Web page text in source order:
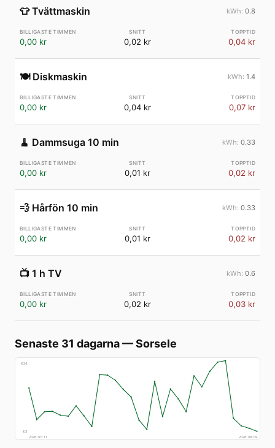
👕 Tvättmaskin 0.8
0,00 kr 0,02 kr 0,04 kr
🍽️ Diskmaskin 1.4
0,00 kr 0,04 kr 0,07 kr
🧹 Dammsuga 10 min 0.33
0,00 kr 0,01 kr 0,02 kr
💨 Hårfön 10 min 0.33
0,00 kr 0,01 kr 0,02 kr
📺 1 h TV 0.6
0,00 kr 0,02 kr 0,03 kr
Senaste 31 dagarna—Sorsele
€24
€3
2026-07-11
2026-08-09